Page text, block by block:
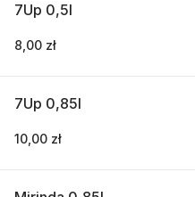
7Up 0,5l
8,00 zł
7Up 0,85l
10,00 zł